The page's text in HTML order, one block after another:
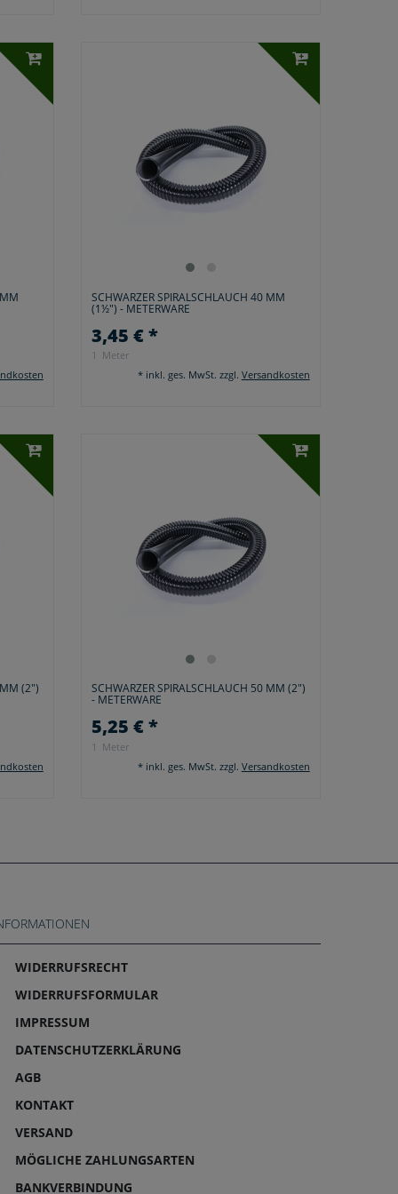
SCHWARZER SPIRALSCHLAUCH 40 MM
(1½") - METERWARE
3,45 € *
1 Meter
* inkl. ges. MwSt. zzgl. Versandkosten
(2") SCHWARZER SPIRALSCHLAUCH 50 MM (2")
- METERWARE
5,25 € *
1 Meter
* inkl. ges. MwSt. zzgl. Versandkosten
WIDERRUFS­RECHT
WIDERRUFS­FORMULAR
IMPRESSUM
DATEN­SCHUTZ­ERKLÄRUNG
AGB
KONTAKT
VERSAND
MÖGLICHE ZAHLUNGSARTEN
BANKVERBINDUNG